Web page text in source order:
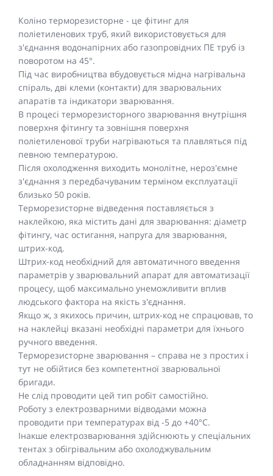
Коліно терморезисторне - це фітинг для
поліетиленових труб, який використовується для
з'єднання водонапірних або газопровідних ПЕ труб із
поворотом на 45°.
Під час виробництва вбудовується мідна нагрівальна
спіраль, дві клеми (контакти) для зварювальних
апаратів та індикатори зварювання.
В процесі терморезисторного зварювання внутрішня
поверхня фітингу та зовнішня поверхня
поліетиленової труби нагріваються та плавляться під
певною температурою.
Після охолодження виходить монолітне, нероз'ємне
з'єднання з передбачуваним терміном експлуатації
близько 50 років.
Терморезисторне відведення поставляється з
наклейкою, яка містить дані для зварювання: діаметр
фітингу, час остигання, напруга для зварювання,
штрих-код.
Штрих-код необхідний для автоматичного введення
параметрів у зварювальний апарат для автоматизації
процесу, щоб максимально унеможливити вплив
людського фактора на якість з'єднання.
Якщо ж, з якихось причин, штрих-код не спрацював, то
на наклейці вказані необхідні параметри для їхнього
ручного введення.
Терморезисторне зварювання – справа не з простих і
тут не обійтися без компетентної зварювальної
бригади.
Не слід проводити цей тип робіт самостійно.
Роботу з електрозварними відводами можна
проводити при температурах від -5 до +40°C.
Інакше електрозварювання здійснюють у спеціальних
тентах з обігрівальним або охолоджувальним
обладнанням відповідно.